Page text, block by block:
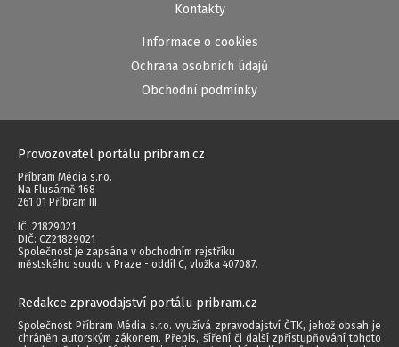
Kontakty
Informace o cookies
Ochrana osobních údajů
Obchodní podmínky
Provozovatel portálu pribram.cz
Příbram Média s.r.o.
Na Flusárně 168
261 01 Příbram III
IČ: 21829021
DIČ: CZ21829021
Společnost je zapsána v obchodním rejstříku
městského soudu v Praze - oddíl C, vložka 407087.
Redakce zpravodajství portálu pribram.cz
Společnost Příbram Média s.r.o. využívá zpravodajství ČTK, jehož obsah je
chráněn autorským zákonem. Přepis, šíření či další zpřístupňování tohoto